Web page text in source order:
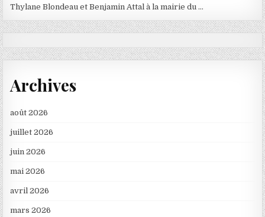
Thylane Blondeau et Benjamin Attal à la mairie du …
Archives
août 2026
juillet 2026
juin 2026
mai 2026
avril 2026
mars 2026